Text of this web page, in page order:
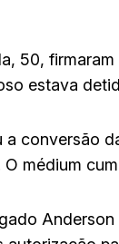
50,
estava
conversão
médium